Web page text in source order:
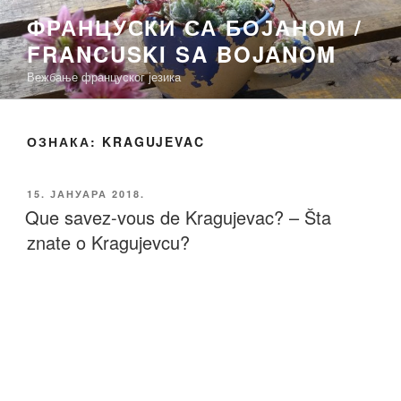
Скочи
на
садржај
ФРАНЦУСКИ СА БОЈАНОМ /
FRANCUSKI SA BOJANOM
Вежбање француског језика
ОЗНАКА: KRAGUJEVAC
ОБЈАВЉЕНО
15. ЈАНУАРА 2018.
Que savez-vous de Kragujevac? – Šta
znate o Kragujevcu?